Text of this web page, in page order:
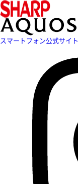
スマートフォン公式サイト